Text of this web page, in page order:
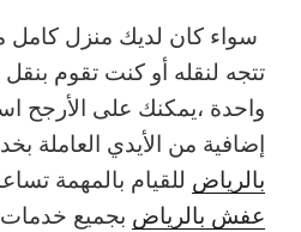
سواء كان لديك منزل كامل
تتجه لنقله أو كنت تقوم
واحدة ،يمكنك على الأرجح
إضافية من الأيدي العاملة
بالرياض للقيام بالمهمة
عفش بالرياض بجميع خدمات